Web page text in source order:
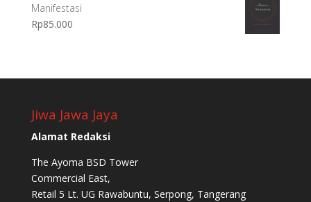
Manifestasi
Rp85.000
Jiwa Jawa Jaya
Alamat Redaksi
The Ayoma BSD Tower
Commercial East,
Retail 5 Lt. UG Rawabuntu, Serpong, Tangerang